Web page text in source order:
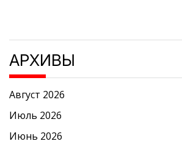
АРХИВЫ
Август 2026
Июль 2026
Июнь 2026